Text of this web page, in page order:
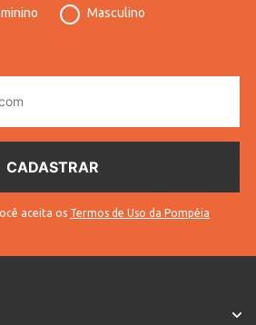
Tricot
Masculino
aceita os Termos de Uso da Pompéia